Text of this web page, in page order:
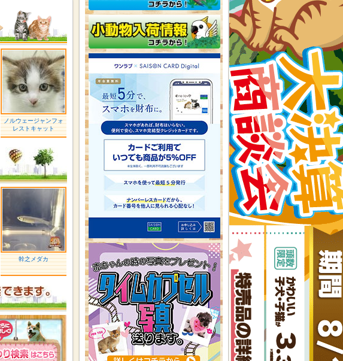
ノルウェージャンフォ
レストキャット
幹之メダカ